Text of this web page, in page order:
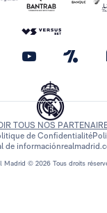
Madrid © 2026 Tous droits
TOUS NOS
de Confidentialité
de información